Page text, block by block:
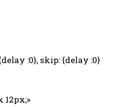
:0}, skip: {delay :0}
12px;»